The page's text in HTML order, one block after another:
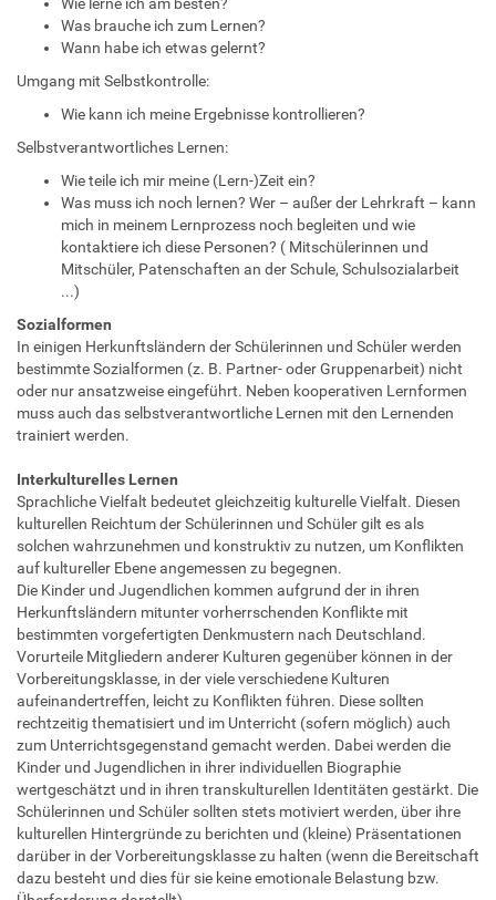
Was brauche ich zum Lernen?
Wann habe ich etwas gelernt?
Umgang mit Selbstkontrolle:
Wie kann ich meine Ergebnisse kontrollieren?
Selbstverantwortliches Lernen:
Wie teile ich mir meine (Lern-)Zeit ein?
Was muss ich noch lernen? Wer – außer der Lehrkraft – kann
mich in meinem Lernprozess noch begleiten und wie
kontaktiere ich diese Personen? ( Mitschülerinnen und
Mitschüler, Patenschaften an der Schule, Schulsozialarbeit
...)
Sozialformen
In einigen Herkunftsländern der Schülerinnen und Schüler werden
bestimmte Sozialformen (z. B. Partner- oder Gruppenarbeit) nicht
oder nur ansatzweise eingeführt. Neben kooperativen Lernformen
muss auch das selbstverantwortliche Lernen mit den Lernenden
trainiert werden.
Interkulturelles Lernen
Sprachliche Vielfalt bedeutet gleichzeitig kulturelle Vielfalt. Diesen
kulturellen Reichtum der Schülerinnen und Schüler gilt es als
solchen wahrzunehmen und konstruktiv zu nutzen, um Konflikten
auf kultureller Ebene angemessen zu begegnen.
Die Kinder und Jugendlichen kommen aufgrund der in ihren
Herkunftsländern mitunter vorherrschenden Konflikte mit
bestimmten vorgefertigten Denkmustern nach Deutschland.
Vorurteile Mitgliedern anderer Kulturen gegenüber können in der
Vorbereitungsklasse, in der viele verschiedene Kulturen
aufeinandertreffen, leicht zu Konflikten führen. Diese sollten
rechtzeitig thematisiert und im Unterricht (sofern möglich) auch
zum Unterrichtsgegenstand gemacht werden. Dabei werden die
Kinder und Jugendlichen in ihrer individuellen Biographie
wertgeschätzt und in ihren transkulturellen Identitäten gestärkt. Die
Schülerinnen und Schüler sollten stets motiviert werden, über ihre
kulturellen Hintergründe zu berichten und (kleine) Präsentationen
darüber in der Vorbereitungsklasse zu halten (wenn die Bereitschaft
dazu besteht und dies für sie keine emotionale Belastung bzw.